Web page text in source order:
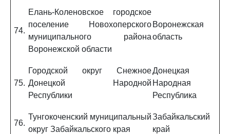
74.
Елань-Коленовское городское
поселение Новохоперского
муниципального района
Воронежской области
Воронежская
область
75.
Городской округ Снежное
Донецкой Народной
Республики
Донецкая
Народная
Республика
76.
Тунгокоченский муниципальный
округ Забайкальского края
Забайкальский
край